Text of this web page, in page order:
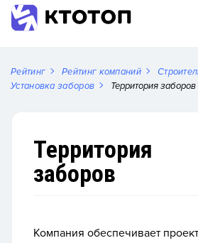
Рейтинг Рейтинг компаний
Установка заборов
Территория заборов
Территория
заборов
Компания обеспечивает